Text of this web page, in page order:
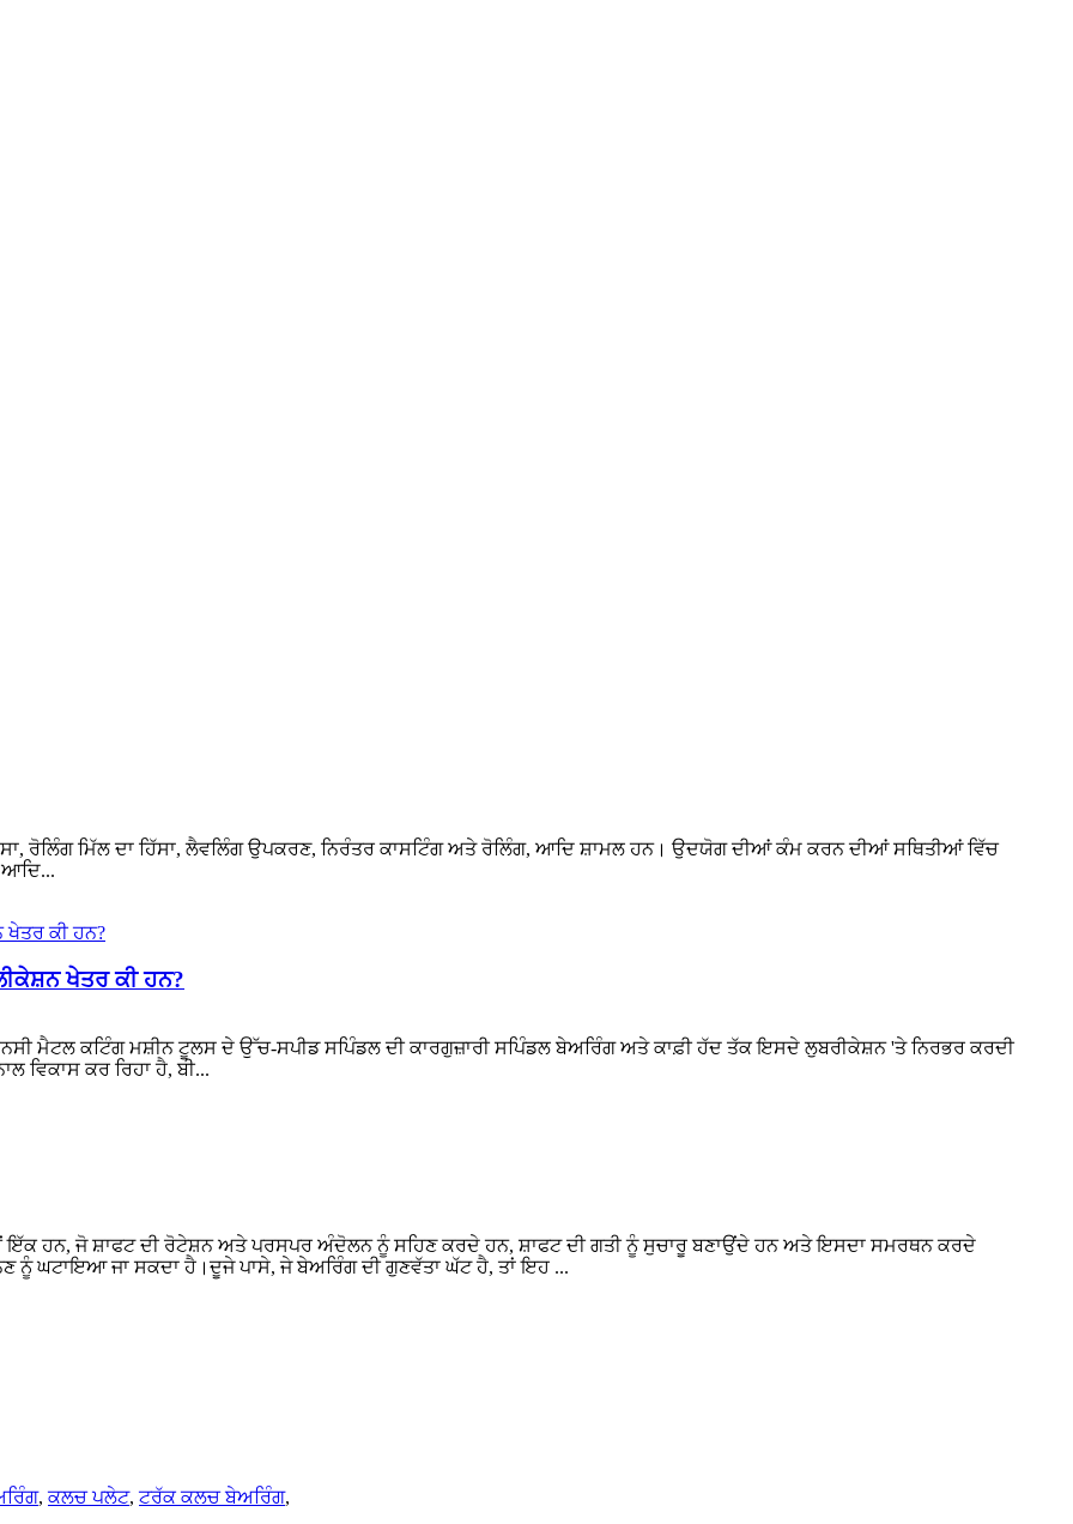
ਰੋਲਿੰਗ ਮਿੱਲ ਦਾ ਹਿੱਸਾ, ਲੈਵਲਿੰਗ ਉਪਕਰਣ, ਨਿਰੰਤਰ ਕਾਸਟਿੰਗ ਅਤੇ ਰੋਲਿੰਗ, ਆਦਿ ਸ਼ਾਮਲ ਹਨ। ਉਦਯੋਗ ਦੀਆਂ ਕੰਮ ਕਰਨ ਦੀਆਂ ਸਥਿਤੀਆਂ ਵਿੱਚ
ਆਦਿ...
ਖੇਤਰ ਕੀ ਹਨ?
ਮੈਟਲ ਕਟਿੰਗ ਮਸ਼ੀਨ ਟੂਲਸ ਦੇ ਉੱਚ-ਸਪੀਡ ਸਪਿੰਡਲ ਦੀ ਕਾਰਗੁਜ਼ਾਰੀ ਸਪਿੰਡਲ ਬੇਅਰਿੰਗ ਅਤੇ ਕਾਫ਼ੀ ਹੱਦ ਤੱਕ ਇਸਦੇ ਲੁਬਰੀਕੇਸ਼ਨ 'ਤੇ ਨਿਰਭਰ ਕਰਦੀ
ਵਿਕਾਸ ਕਰ ਰਿਹਾ ਹੈ, ਬੀ...
ਇੱਕ ਹਨ, ਜੋ ਸ਼ਾਫਟ ਦੀ ਰੋਟੇਸ਼ਨ ਅਤੇ ਪਰਸਪਰ ਅੰਦੋਲਨ ਨੂੰ ਸਹਿਣ ਕਰਦੇ ਹਨ, ਸ਼ਾਫਟ ਦੀ ਗਤੀ ਨੂੰ ਸੁਚਾਰੂ ਬਣਾਉਂਦੇ ਹਨ ਅਤੇ ਇਸਦਾ ਸਮਰਥਨ ਕਰਦੇ
ਨੂੰ ਘਟਾਇਆ ਜਾ ਸਕਦਾ ਹੈ।ਦੂਜੇ ਪਾਸੇ, ਜੇ ਬੇਅਰਿੰਗ ਦੀ ਗੁਣਵੱਤਾ ਘੱਟ ਹੈ, ਤਾਂ ਇਹ ...
,ਕਲਚ ਪਲੇਟ, ਟਰੱਕ ਕਲਚ ਬੇਅਰਿੰਗ,